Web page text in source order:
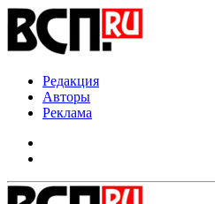
Редакция
Авторы
Реклама